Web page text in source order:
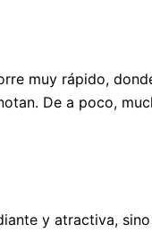
muy rápido,
De a poco,
y atractiva,